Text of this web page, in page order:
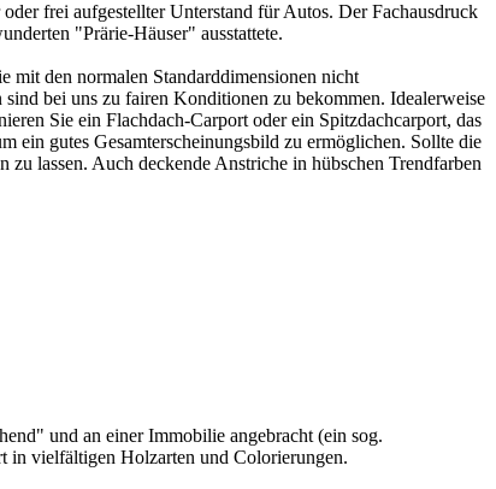
frei aufgestellter Unterstand für Autos. Der Fachausdruck
"Prärie-Häuser" ausstattete.
mit den normalen Standarddimensionen nicht
bei uns zu fairen Konditionen zu bekommen. Idealerweise
Sie ein Flachdach-Carport oder ein Spitzdachcarport, das
ein gutes Gesamterscheinungsbild zu ermöglichen. Sollte die
lassen. Auch deckende Anstriche in hübschen Trendfarben
und an einer Immobilie angebracht (ein sog.
in vielfältigen Holzarten und Colorierungen.